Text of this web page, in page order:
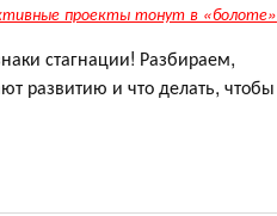
проекты тонут в «болоте»
стагнации! Разбираем,
развитию и что делать, чтобы